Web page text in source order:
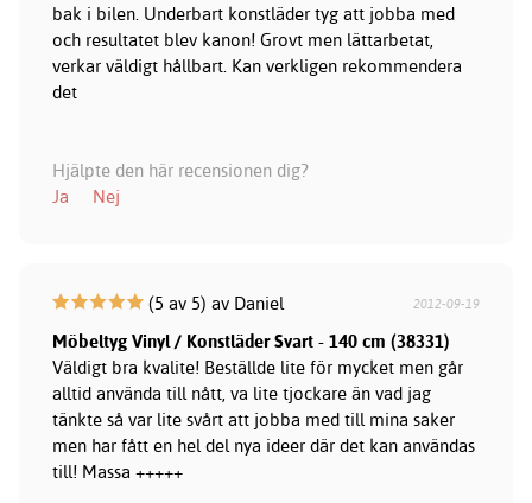
bak i bilen. Underbart konstläder tyg att jobba med
och resultatet blev kanon! Grovt men lättarbetat,
verkar väldigt hållbart. Kan verkligen rekommendera
det
Hjälpte den här recensionen dig?
Ja
Nej
(5 av 5) av Daniel 2012-09-19
Möbeltyg Vinyl / Konstläder Svart - 140 cm (38331)
Väldigt bra kvalite! Beställde lite för mycket men går
alltid använda till nått, va lite tjockare än vad jag
tänkte så var lite svårt att jobba med till mina saker
men har fått en hel del nya ideer där det kan användas
till! Massa +++++